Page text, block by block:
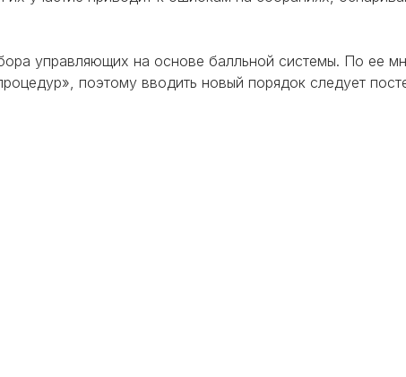
управляющих на основе балльной системы. По ее
поэтому вводить новый порядок следует